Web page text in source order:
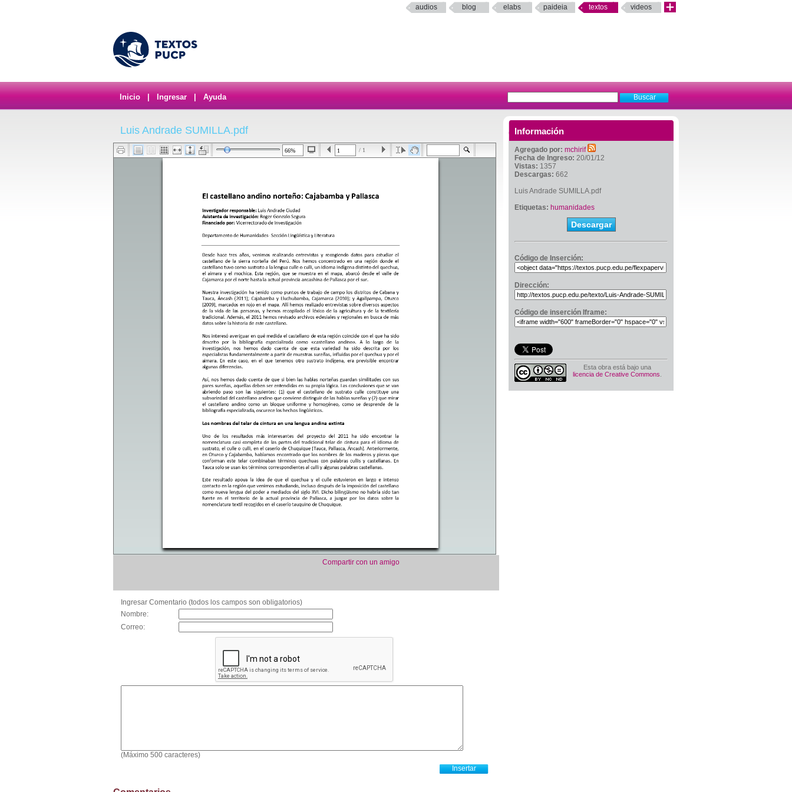
audios blog elabs paideia textos videos
Inicio Ingresar Ayuda
Información
Agregado por: mchirif
Fecha de Ingreso: 20/01/12
Vistas: 1357
Descargas: 662
Luis Andrade SUMILLA.pdf
Etiquetas: humanidades
Descargar
Código de Inserción:
Dirección:
Código de inserción Iframe:
Esta obra está bajo una
licencia de Creative Commons
Luis Andrade SUMILLA.pdf
/ 1
Compartir con un amigo
Ingresar Comentario (todos los campos son obligatorios)
Nombre:
Correo:
(Máximo 500 caracteres)